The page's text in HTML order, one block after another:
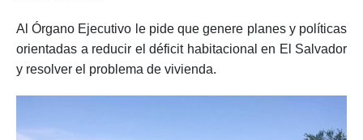
Al Órgano Ejecutivo le pide que genere planes y políticas
orientadas a reducir el déficit habitacional en El Salvador
y resolver el problema de vivienda.